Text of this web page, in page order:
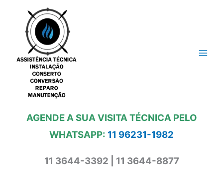
conteúdo
AGENDE A SUA VISITA TÉCNICA PELO
WHATSAPP: 11 96231-1982
11 3644-3392 | 11 3644-8877